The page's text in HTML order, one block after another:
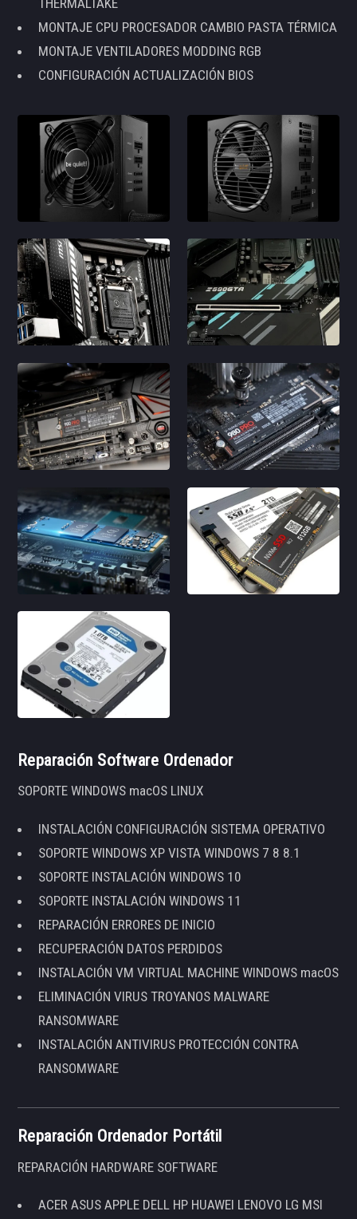
MONTAJE CPU PROCESADOR CAMBIO PASTA TÉRMICA
MONTAJE VENTILADORES MODDING RGB
CONFIGURACIÓN ACTUALIZACIÓN BIOS
Reparación Software Ordenador
SOPORTE WINDOWS macOS LINUX
INSTALACIÓN CONFIGURACIÓN SISTEMA OPERATIVO
SOPORTE WINDOWS XP VISTA WINDOWS 7 8 8.1
SOPORTE INSTALACIÓN WINDOWS 10
SOPORTE INSTALACIÓN WINDOWS 11
REPARACIÓN ERRORES DE INICIO
RECUPERACIÓN DATOS PERDIDOS
INSTALACIÓN VM VIRTUAL MACHINE WINDOWS macOS
ELIMINACIÓN VIRUS TROYANOS MALWARE
RANSOMWARE
INSTALACIÓN ANTIVIRUS PROTECCIÓN CONTRA
RANSOMWARE
Reparación Ordenador Portátil
REPARACIÓN HARDWARE SOFTWARE
ACER ASUS APPLE DELL HP HUAWEI LENOVO LG MSI